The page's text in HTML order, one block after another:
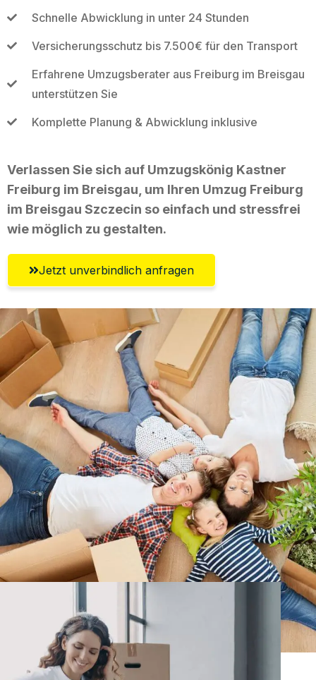
Schnelle Abwicklung in unter 24 Stunden
Versicherungsschutz bis 7.500€ für den Transport
Erfahrene Umzugsberater aus Freiburg im Breisgau
unterstützen Sie
Komplette Planung & Abwicklung inklusive
Verlassen Sie sich auf Umzugskönig Kastner
Freiburg im Breisgau, um Ihren Umzug Freiburg
im Breisgau Szczecin so einfach und stressfrei
wie möglich zu gestalten.
Jetzt unverbindlich anfragen